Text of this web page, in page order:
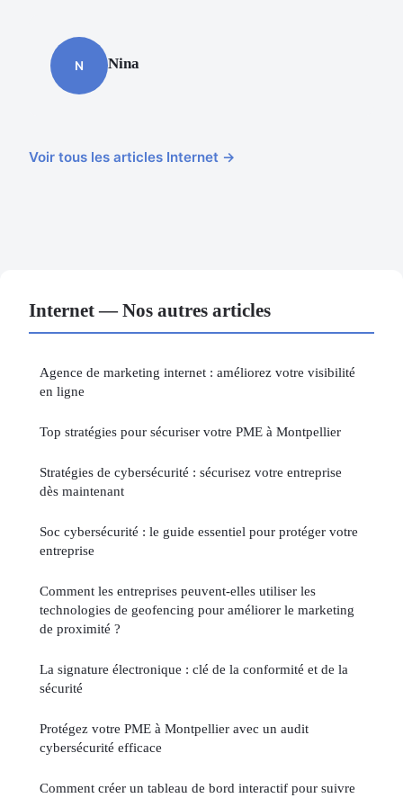
N Nina
Voir tous les articles Internet →
Internet — Nos autres articles
Agence de marketing internet : améliorez votre visibilité
en ligne
Top stratégies pour sécuriser votre PME à Montpellier
Stratégies de cybersécurité : sécurisez votre entreprise
dès maintenant
Soc cybersécurité : le guide essentiel pour protéger votre
entreprise
Comment les entreprises peuvent-elles utiliser les
technologies de geofencing pour améliorer le marketing
de proximité ?
La signature électronique : clé de la conformité et de la
sécurité
Protégez votre PME à Montpellier avec un audit
cybersécurité efficace
Comment créer un tableau de bord interactif pour suivre